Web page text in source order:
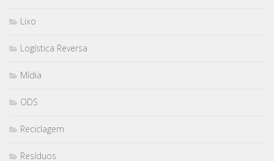
Lixo
Logística Reversa
Mídia
ODS
Reciclagem
Resíduos